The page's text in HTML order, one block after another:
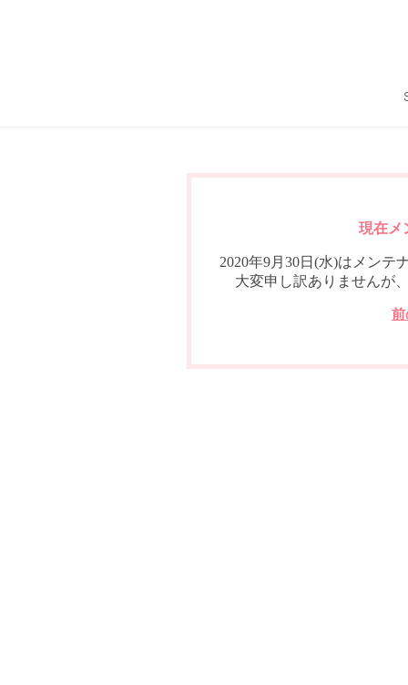
現在メ
2020年9月30日(水)はメンテ
大変申し訳ありませんが
前